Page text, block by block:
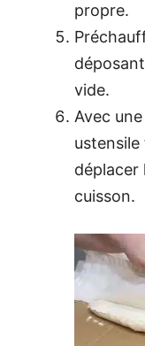
propre.
vide.
Avec
déplacer
cuisson.